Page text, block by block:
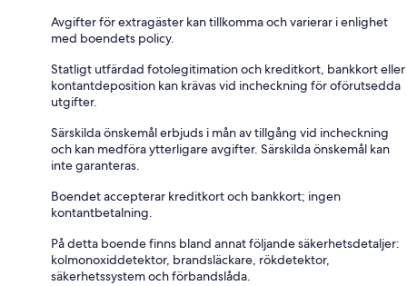
Avgifter för extragäster kan tillkomma och varierar i enlighet
med boendets policy.
Statligt utfärdad fotolegitimation och kreditkort, bankkort eller
kontantdeposition kan krävas vid incheckning för oförutsedda
utgifter.
Särskilda önskemål erbjuds i mån av tillgång vid incheckning
och kan medföra ytterligare avgifter. Särskilda önskemål kan
inte garanteras.
Boendet accepterar kreditkort och bankkort; ingen
kontantbetalning.
På detta boende finns bland annat följande säkerhetsdetaljer:
kolmonoxiddetektor, brandsläckare, rökdetektor,
säkerhetssystem och förbandslåda.